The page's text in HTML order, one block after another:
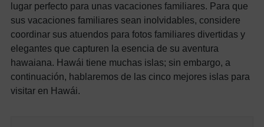
lugar perfecto para unas vacaciones familiares. Para que
sus vacaciones familiares sean inolvidables, considere
coordinar sus atuendos para fotos familiares divertidas y
elegantes que capturen la esencia de su aventura
hawaiana. Hawái tiene muchas islas; sin embargo, a
continuación, hablaremos de las cinco mejores islas para
visitar en Hawái.